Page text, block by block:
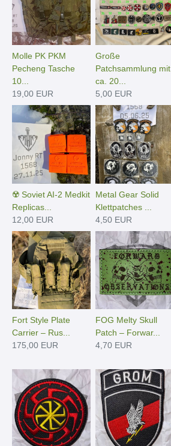
Molle PK PKM
Pecheng Tasche
10...
19,00 EUR
Große
Patchsammlung mit
ca. 20...
5,00 EUR
☢️ Soviet AI-2 Medkit
Replicas...
12,00 EUR
Metal Gear Solid
Klettpatches ...
4,50 EUR
Fort Style Plate
Carrier – Rus...
175,00 EUR
FOG Melty Skull
Patch – Forwar...
4,70 EUR